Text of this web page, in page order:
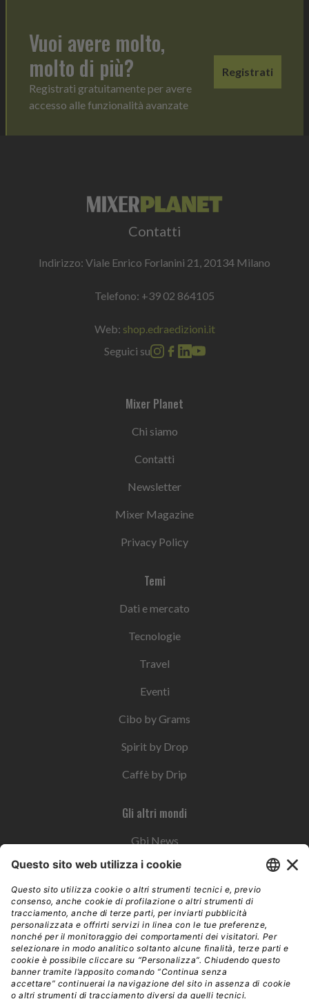
Vuoi avere molto,
molto di più?
Registrati gratuitamente per avere
accesso alle funzionalità avanzate
Registrati
Contatti
Indirizzo: Viale Enrico Forlanini 21, 20134 Milano
Telefono: +39 02 864105
Web: shop.edraedizioni.it
Seguici su
Mixer Planet
Chi siamo
Contatti
Newsletter
Mixer Magazine
Privacy Policy
Temi
Dati e mercato
Tecnologie
Travel
Eventi
Cibo by Grams
Spirit by Drop
Caffè by Drip
Gli altri mondi
Gbi News
Instoremag
Esplora il gruppo
Edra Edizioni
Edizioni LSWR
LSWR Group